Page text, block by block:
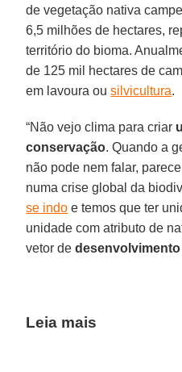
de vegetação nativa
6,5 milhões de hectares,
território do bioma.
de 125 mil hectares de
em lavoura ousilvicultura.
“Não vejo clima para criar
conservação. Quando a
não pode nem falar,
numa crise global da
se indo e temos que ter
unidade com atributo de
vetor dedesenvolvimento
Leia mais